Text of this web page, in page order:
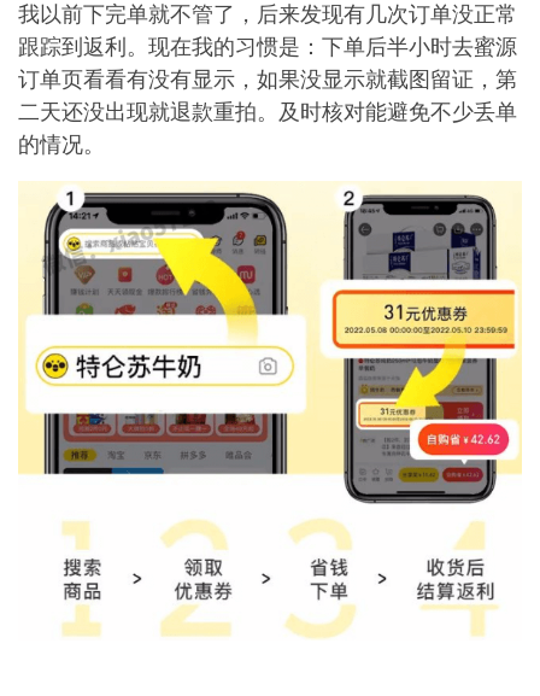
我以前下完单就不管了，后来发现有几次订单没正常
跟踪到返利。现在我的习惯是：下单后半小时去蜜源
订单页看看有没有显示，如果没显示就截图留证，第
二天还没出现就退款重拍。及时核对能避免不少丢单
的情况。